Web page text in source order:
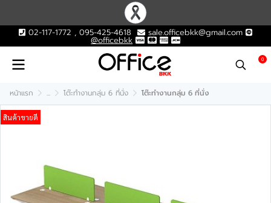
02-117-1772 , 095-425-4618 sale.officebkk@gmail.com
@officebkk
0
หน้าแรก ... โต๊ะทำงานกลุ่ม 6 ที่นั่ง โต๊ะทำงานกลุ่ม 6 ที่นั่ง
สินค้าขายดี